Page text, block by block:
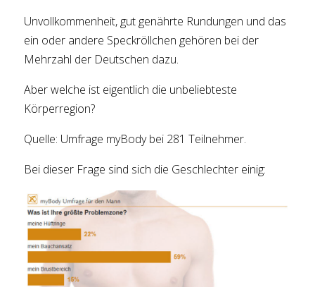
Unvollkommenheit, gut genährte Rundungen und das
ein oder andere Speckröllchen gehören bei der
Mehrzahl der Deutschen dazu.
Aber welche ist eigentlich die unbeliebteste
Körperregion?
Quelle: Umfrage myBody bei 281 Teilnehmer.
Bei dieser Frage sind sich die Geschlechter einig: